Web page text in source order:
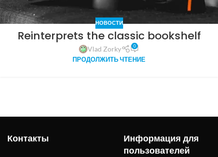
НОВОСТИ
Reinterprets the classic bookshelf
Vlad Zorky 0
ПРОДОЛЖИТЬ ЧТЕНИЕ
Контакты
Информация для
пользователей